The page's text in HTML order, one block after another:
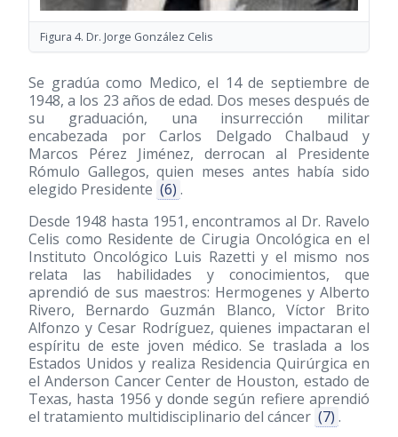
Figura 4. Dr. Jorge González Celis
Se gradúa como Medico, el 14 de septiembre de
1948, a los 23 años de edad. Dos meses después de
su graduación, una insurrección militar
encabezada por Carlos Delgado Chalbaud y
Marcos Pérez Jiménez, derrocan al Presidente
Rómulo Gallegos, quien meses antes había sido
elegido Presidente (6) .
Desde 1948 hasta 1951, encontramos al Dr. Ravelo
Celis como Residente de Cirugia Oncológica en el
Instituto Oncológico Luis Razetti y el mismo nos
relata las habilidades y conocimientos, que
aprendió de sus maestros: Hermogenes y Alberto
Rivero, Bernardo Guzmán Blanco, Víctor Brito
Alfonzo y Cesar Rodríguez, quienes impactaran el
espíritu de este joven médico. Se traslada a los
Estados Unidos y realiza Residencia Quirúrgica en
el Anderson Cancer Center de Houston, estado de
Texas, hasta 1956 y donde según refiere aprendió
el tratamiento multidisciplinario del cáncer (7) .